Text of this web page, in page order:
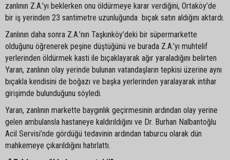
zanlının Z.A.’yı beklerken onu öldürmeye karar verdiğini, Ortaköy’de
bir iş yerinden 23 santimetre uzunluğunda bıçak satın aldığını aktardı.
Zanlının daha sonra Z.A.’nın Taşkınköy’deki bir süpermarkette
olduğunu öğrenerek peşine düştüğünü ve burada Z.A.’yı muhtelif
yerlerinden öldürmek kasti ile bıçaklayarak ağır yaraladığını belirten
Yaran, zanlının olay yerinde bulunan vatandaşların tepkisi üzerine aynı
bıçakla kendisini de boğazı ve başka yerlerinden yaralayarak intihar
girişimde bulunduğunu söyledi.
Yaran, zanlının markette baygınlık geçirmesinin ardından olay yerine
gelen ambulansla hastaneye kaldırıldığını ve Dr. Burhan Nalbantoğlu
Acil Servisi’nde gördüğü tedavinin ardından taburcu olarak dün
mahkemeye çıkarıldığını hatırlattı.